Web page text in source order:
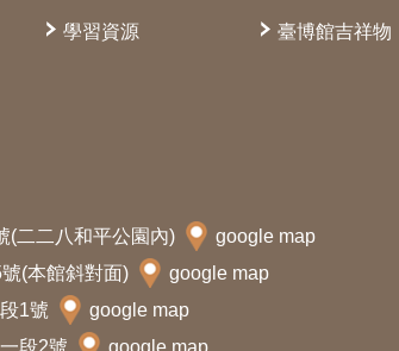
學習資源 臺博館吉祥物
(二二八和平公園內)
google map
(本館斜對面)
google map
1號
google map
段2號 google map